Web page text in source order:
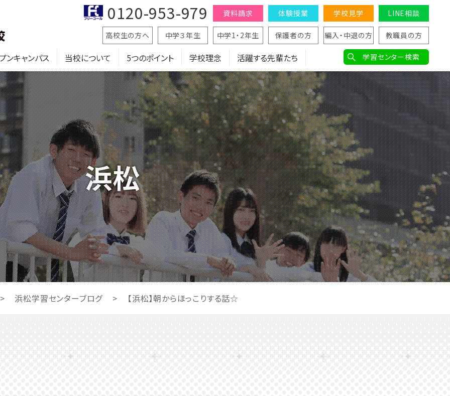
ンキャンパス 当校について 5つのポイント 学校理念 活躍する先輩たち
資料請求 体験授業 学校見学 LINE相談
高校生の方へ 中学３年生 中学1・2年生 保護者の方 編入・中退の方 教職員の方
学習センター検索
0120-953-979
浜松
> 浜松学習センターブログ > 【浜松】朝からほっこりする話☆